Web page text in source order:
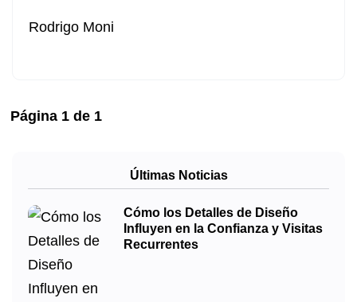
Rodrigo Moni
Página 1 de 1
Últimas Noticias
Cómo los Detalles de Diseño
Influyen en la Confianza y Visitas
Recurrentes